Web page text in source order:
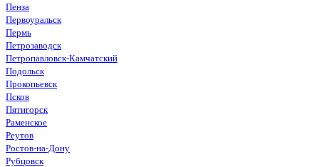
Пенза
Первоуральск
Пермь
Петрозаводск
Петропавловск-Камчатский
Подольск
Прокопьевск
Псков
Пятигорск
Раменское
Реутов
Ростов-на-Дону
Рубцовск